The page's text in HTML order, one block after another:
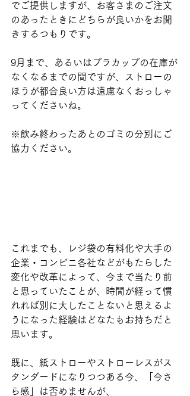
でご提供しますが、お客さまのご注文
のあったときにどちらが良いかをお聞
きするつもりです。
9月まで、あるいはプラカップの在庫が
なくなるまでの間ですが、ストローの
ほうが都合良い方は遠慮なくおっしゃ
ってくださいね。
※飲み終わったあとのゴミの分別にご
協力ください。
これまでも、レジ袋の有料化や大手の
企業・コンビニ各社などがもたらした
変化や改革によって、今まで当たり前
と思っていたことが、時間が経って慣
れれば別に大したことないと思えるよ
うになった経験はどなたもお持ちだと
思います。
既に、紙ストローやストローレスがス
タンダードになりつつある今、「今さ
ら感」は否めませんが、